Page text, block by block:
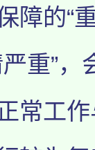
障的“
重”
常工